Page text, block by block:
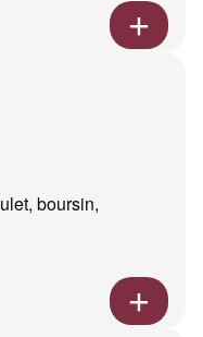
boursin,